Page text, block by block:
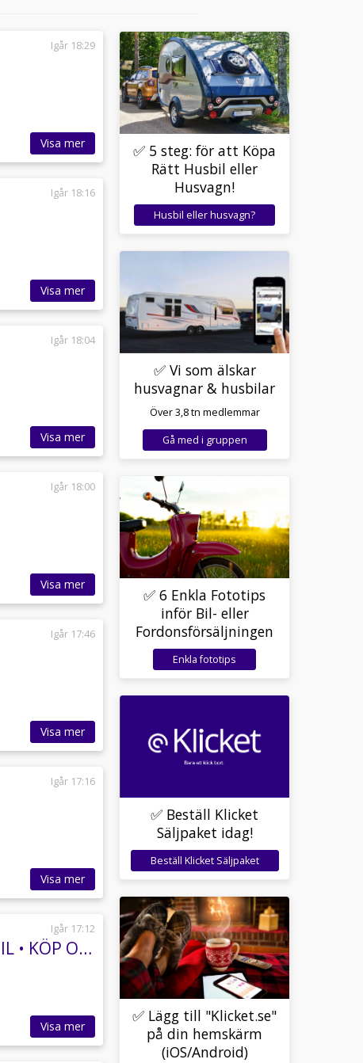
Igår 18:29
Visa mer
Igår 18:16
Visa mer
Igår 18:04
Visa mer
Igår 18:00
Visa mer
Igår 17:46
Visa mer
Igår 17:16
Visa mer
Igår 17:12
Polaris Sportsman 570 EPS Black Edition • 45MIL • KÖP ONLINE •1199:-/MÅN
Visa mer
✅ 5 steg: för att Köpa
Rätt Husbil eller
Husvagn!
Husbil eller husvagn?
✅ Vi som älskar
husvagnar & husbilar
Över 3,8 tn medlemmar
Gå med i gruppen
✅ 6 Enkla Fototips
inför Bil- eller
Fordonsförsäljningen
Enkla fototips
✅ Beställ Klicket
Säljpaket idag!
Beställ Klicket Säljpaket
✅ Lägg till "Klicket.se"
på din hemskärm
(iOS/Android)